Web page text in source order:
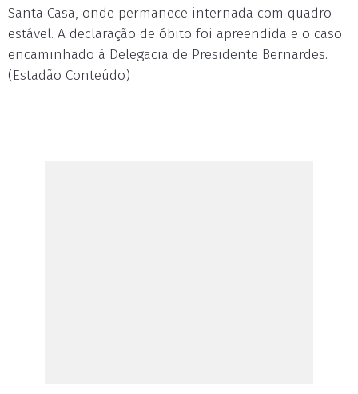
Santa Casa, onde permanece internada com quadro
estável. A declaração de óbito foi apreendida e o caso
encaminhado à Delegacia de Presidente Bernardes.
(Estadão Conteúdo)